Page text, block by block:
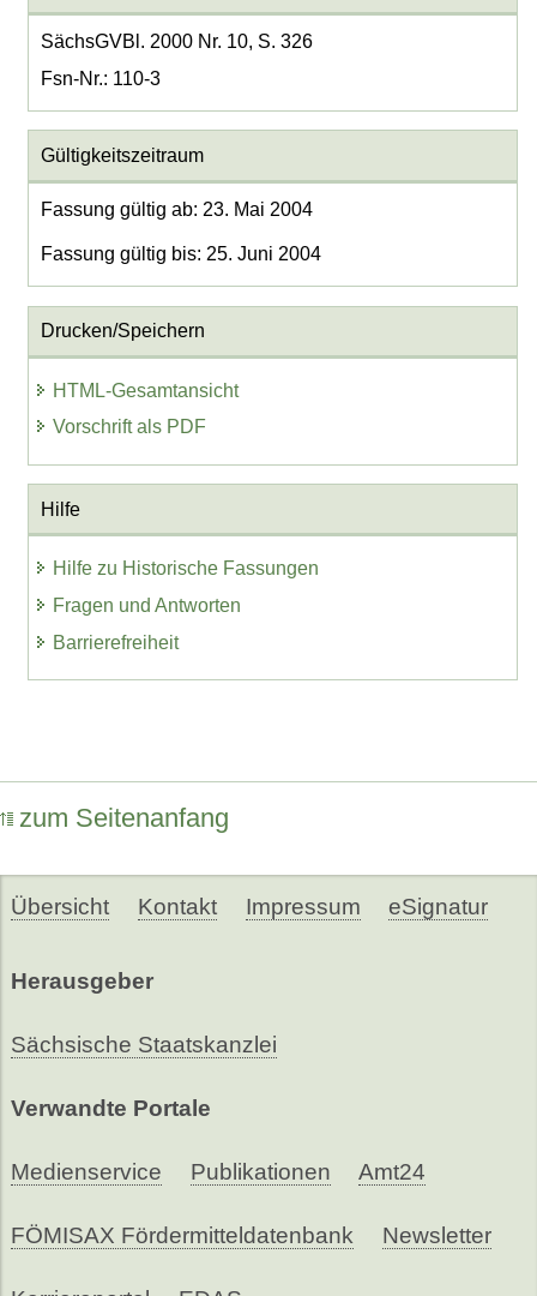
SächsGVBl. 2000 Nr. 10, S. 326
Fsn-Nr.: 110-3
Gültigkeitszeitraum
Fassung gültig ab: 23. Mai 2004
Fassung gültig bis: 25. Juni 2004
Drucken/Speichern
HTML-Gesamtansicht
Vorschrift als PDF
Hilfe
Hilfe zu Historische Fassungen
Fragen und Antworten
Barrierefreiheit
zum Seitenanfang
Übersicht Kontakt Impressum eSignatur
Herausgeber
Sächsische Staatskanzlei
Verwandte Portale
Medienservice Publikationen Amt24
FÖMISAX Fördermitteldatenbank Newsletter